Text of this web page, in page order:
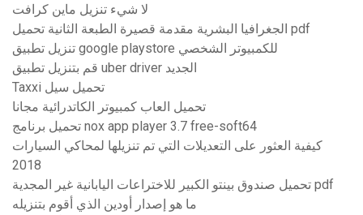
لا شيء تنزيل ماين كرافت
الجغرافيا البشرية مقدمة قصيرة الطبعة الثانية تحميل pdf
تنزيل تطبيق google playstore للكمبيوتر الشخصي
قم بتنزيل تطبيق uber driver الجديد
Taxxi تحميل سيل
تحميل العاب كمبيوتر الكاتدرائية مجانا
تحميل برنامج nox app player 3.7 free-soft64
كيفية العثور على التعديلات التي تم تنزيلها لمحاكي السيارات
2018
تحميل صندوق بينتو الكبير للاختراعات اليابانية غير المجدية pdf
ما هو إصدار أودين الذي أقوم بتنزيله